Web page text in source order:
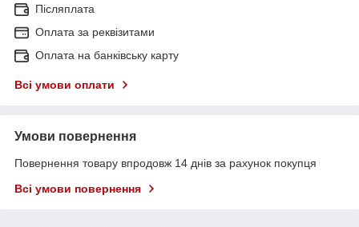
Післяплата
Оплата за реквізитами
Оплата на банківську карту
Всі умови оплати
Умови повернення
Повернення товару впродовж 14 днів за рахунок покупця
Всі умови повернення